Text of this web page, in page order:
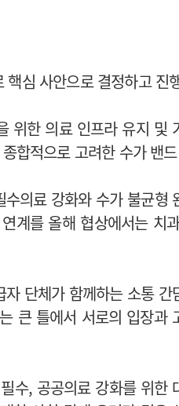
심 사안으로 결정하고 진
위한 의료 인프라 유지 및
합적으로 고려한 수가 밴
의료 강화와 수가 불균형
계를 올해 협상에서는 치
단체가 함께하는 소통 간
큰 틀에서 서로의 입장과
수, 공공의료 강화를 위한